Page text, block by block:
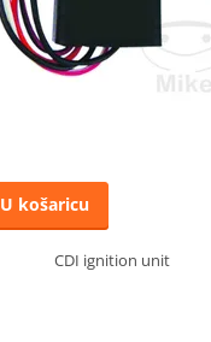
U košaricu
CDI ignition unit